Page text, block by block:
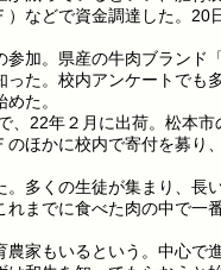
などで資金調達した。20
加。県産の牛肉ブランド
た。校内アンケートでも
た。
22年２月に出荷。松本市
ほかに校内で寄付を募り
多くの生徒が集まり、長
までに食べた肉の中で一
家もいるという。中心で